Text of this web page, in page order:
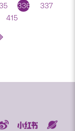
336
337
415